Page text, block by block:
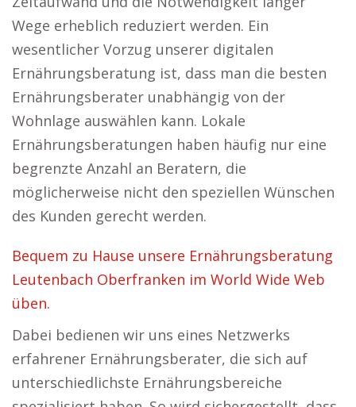
Wege erheblich reduziert werden. Ein
wesentlicher Vorzug unserer digitalen
Ernährungsberatung ist, dass man die besten
Ernährungsberater unabhängig von der
Wohnlage auswählen kann. Lokale
Ernährungsberatungen haben häufig nur eine
begrenzte Anzahl an Beratern, die
möglicherweise nicht den speziellen Wünschen
des Kunden gerecht werden.
Bequem zu Hause unsere Ernährungsberatung
Leutenbach Oberfranken im World Wide Web
üben.
Dabei bedienen wir uns eines Netzwerks
erfahrener Ernährungsberater, die sich auf
unterschiedlichste Ernährungsbereiche